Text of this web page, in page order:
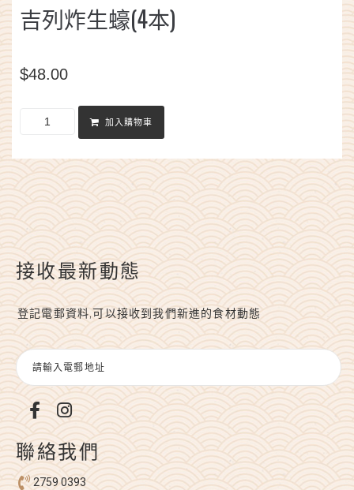
吉列炸生蠔(4本)
$48.00
加入購物車
接收最新動態
登記電郵資料,可以接收到我們新進的食材動態
聯絡我們
2759 0393